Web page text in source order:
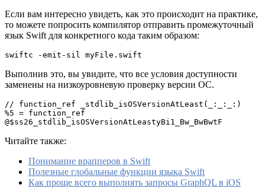
Если вам интересно увидеть, как это происходит на практике,
то можете попросить компилятор отправить промежуточный
язык Swift для конкретного кода таким образом:
swiftc -emit-sil myFile.swift
Выполнив это, вы увидите, что все условия доступности
заменены на низкоуровневую проверку версии ОС.
// function_ref _stdlib_isOSVersionAtLeast(_:_:_:)
%5 = function_ref
@$ss26_stdlib_isOSVersionAtLeastyBi1_Bw_BwBwtF
Читайте также:
Понимание врапперов в Swift
Полезные глобальные функции языка Swift
Как проще всего выполнять запросы GraphQL в iOS